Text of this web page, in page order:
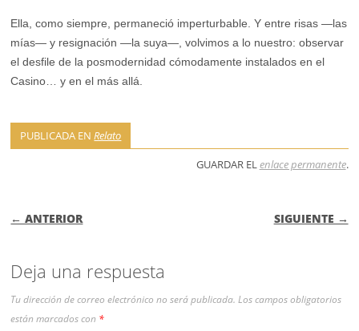
Ella, como siempre, permaneció imperturbable. Y entre risas —las
mías— y resignación —la suya—, volvimos a lo nuestro: observar
el desfile de la posmodernidad cómodamente instalados en el
Casino… y en el más allá.
PUBLICADA ENRelato
GUARDAR ELenlace permanente.
NAVEGACIÓN DE ENTRADAS
← ANTERIOR SIGUIENTE →
Deja una respuesta
Tu dirección de correo electrónico no será publicada. Los campos obligatorios
están marcados con *